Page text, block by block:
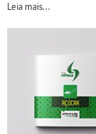
Leia mais...